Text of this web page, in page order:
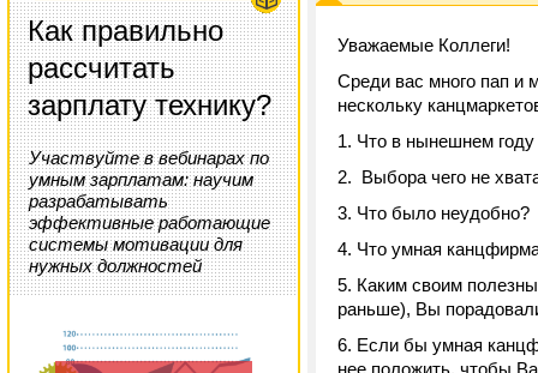
Как правильно
рассчитать
зарплату технику?
Участвуйте в вебинарах по
умным зарплатам: научим
разрабатывать
эффективные работающие
системы мотивации для
нужных должностей
Уважаемые Коллеги!
Среди вас много пап
нескольку
1. Что в нынешнем
2. Выбора чего не
3. Что было неудобно?
4. Что умная
5. Каким своим
раньше), Вы
6. Если бы умная
нее положить, чтобы